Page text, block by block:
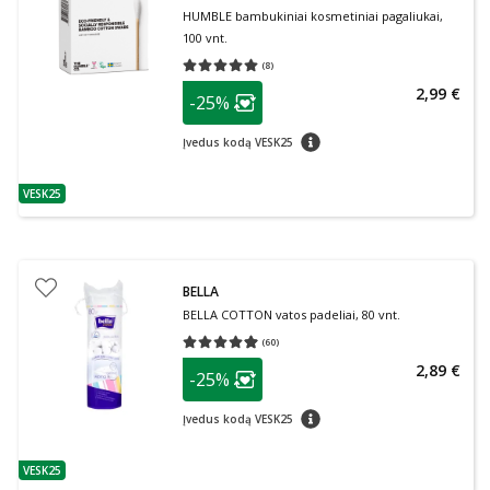
patarimas
VESK25
HUMBLE bambukiniai kosmetiniai pagaliukai,
100 vnt.
(8)
Vidutinis įvertinimas 5.00
patarimas
Lojalumo klubo narių nuolaida
-25%
Įvedus kodą VESK25 patarimas
2,99 €
patarimas
VESK25
BELLA
BELLA COTTON vatos padeliai, 80 vnt.
(60)
Vidutinis įvertinimas 4.98
patarimas
Lojalumo klubo narių nuolaida
-25%
Įvedus kodą VESK25 patarimas
2,89 €